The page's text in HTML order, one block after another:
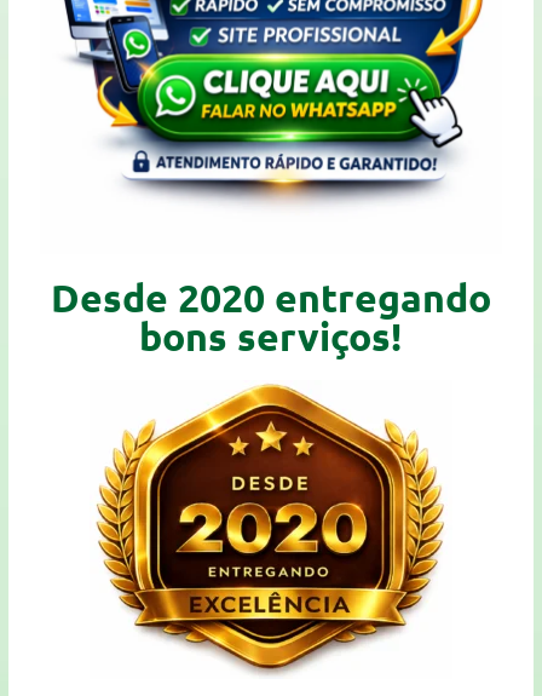
Desde 2020 entregando
bons serviços!